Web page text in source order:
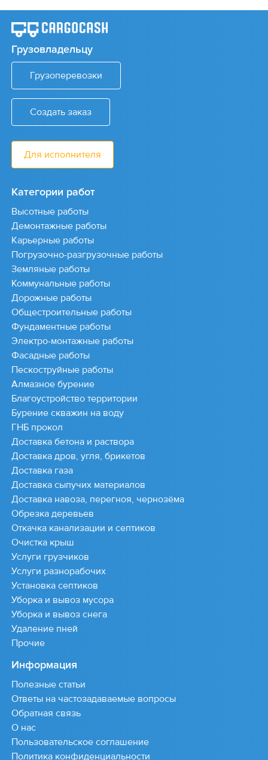
Грузовладельцу
Грузоперевозки
Создать заказ
Для исполнителя
Категории работ
Высотные работы
Демонтажные работы
Карьерные работы
Погрузочно-разгрузочные работы
Земляные работы
Коммунальные работы
Дорожные работы
Общестроительные работы
Фундаментные работы
Электро-монтажные работы
Фасадные работы
Пескоструйные работы
Алмазное бурение
Благоустройство территории
Бурение скважин на воду
ГНБ прокол
Доставка бетона и раствора
Доставка дров, угля, брикетов
Доставка газа
Доставка сыпучих материалов
Доставка навоза, перегноя, чернозёма
Обрезка деревьев
Откачка канализации и септиков
Очистка крыш
Услуги грузчиков
Услуги разнорабочих
Установка септиков
Уборка и вывоз мусора
Уборка и вывоз снега
Удаление пней
Прочие
Информация
Полезные статьи
Ответы на частозадаваемые вопросы
Обратная связь
О нас
Пользовательское соглашение
Политика конфиденциальности